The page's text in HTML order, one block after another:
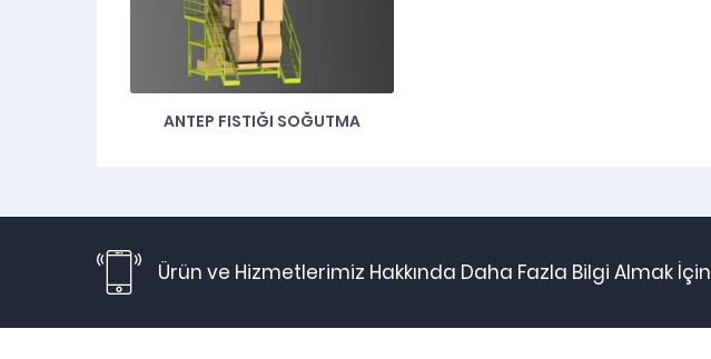
ANTEP FISTIĞI SOĞUTMA
Ürün ve Hizmetlerimiz Hakkında Daha Fazla Bilgi Almak İçin